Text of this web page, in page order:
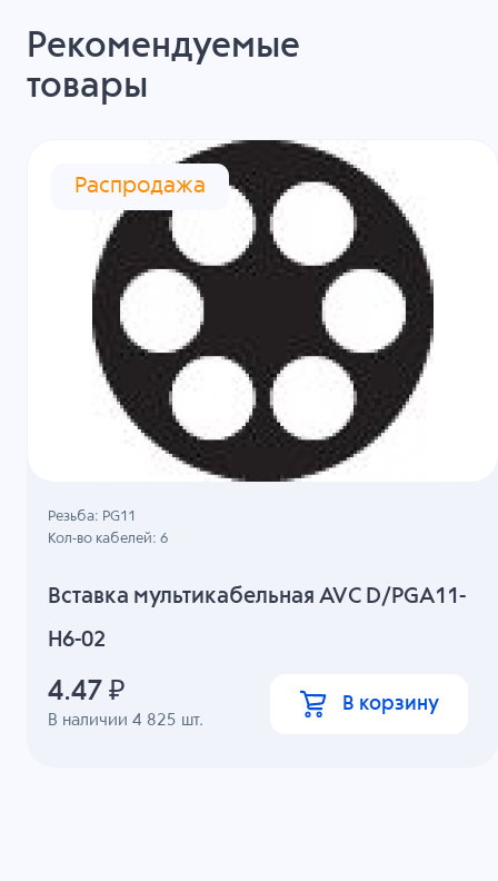
Рекомендуемые
товары
Распродажа
Вставка мультикабельная AVC D/PGA11-
H6-02
В наличии4 825 шт.
Резьба: PG11
Кол-во кабелей: 6
4.47 ₽ В корзину